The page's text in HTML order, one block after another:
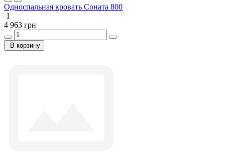
Односпальная кровать Соната 800
1
4 963 грн
В корзину